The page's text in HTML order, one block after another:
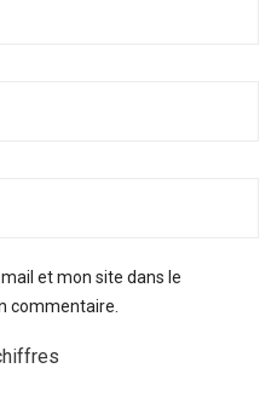
et mon site dans le
commentaire.